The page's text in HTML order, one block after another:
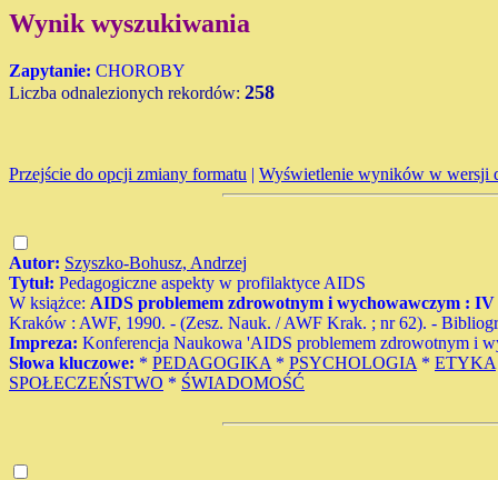
Wynik wyszukiwania
Zapytanie: CHOROBY
Liczba odnalezionych rekordów: 258
Przejście do opcji zmiany formatu | Wyświetlenie wyników w wersji
Autor: Szyszko-Bohusz, Andrzej
Tytuł: Pedagogiczne aspekty w profilaktyce AIDS
W książce: AIDS problemem zdrowotnym i wychowawczym :
Kraków : AWF, 1990. - (Zesz. Nauk. / AWF Krak. ; nr 62). -
Impreza: Konferencja Naukowa 'AIDS problemem zdrowotnym i
Słowa kluczowe: * PEDAGOGIKA * PSYCHOLOGIA * ETYKA
SPOŁECZEŃSTWO * ŚWIADOMOŚĆ